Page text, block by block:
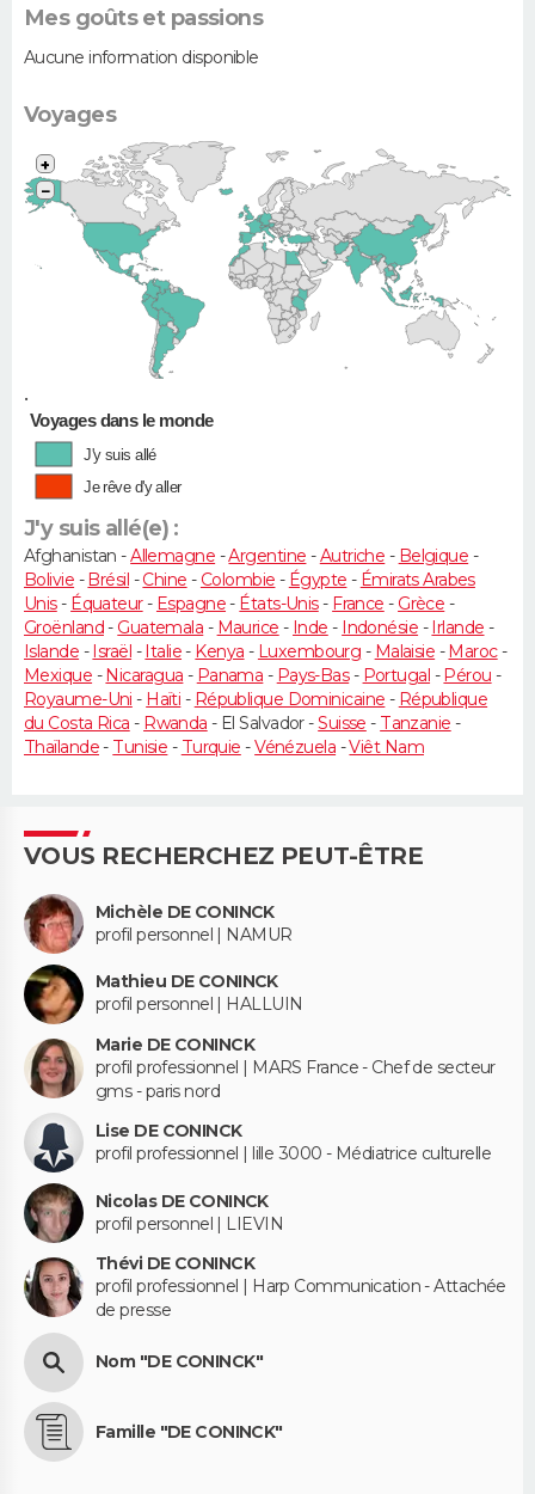
Mes goûts et passions
Aucune information disponible
Voyages
•
+
−
Voyages dans le monde
J'y suis allé
Je rêve d'y aller
J'y suis allé(e) :
Afghanistan -Allemagne -Argentine -Autriche - Belgique -
Bolivie -Brésil -Chine - Colombie - Égypte - Émirats Arabes
Unis- Équateur- Espagne- États-Unis- France - Grèce -
Groënland- Guatemala - Maurice - Inde - Indonésie -Irlande -
Islande -Israël -Italie- Kenya - Luxembourg - Malaisie -Maroc-
Mexique -Nicaragua - Panama - Pays-Bas- Portugal -Pérou -
Royaume-Uni - Haïti - République Dominicaine - République
du Costa Rica - Rwanda - El Salvador -Suisse - Tanzanie -
Thaïlande- Tunisie - Turquie -Vénézuela -Viêt Nam
VOUS RECHERCHEZ PEUT-ÊTRE
Michèle DE CONINCK
profil personnel | NAMUR
Mathieu DE CONINCK
profil personnel | HALLUIN
Marie DE CONINCK
profil professionnel | MARS France - Chef de secteur
gms - paris nord
Lise DE CONINCK
profil professionnel | lille 3000 - Médiatrice culturelle
Nicolas DE CONINCK
profil personnel | LIEVIN
Thévi DE CONINCK
profil professionnel | Harp Communication - Attachée
de presse
Nom "DE CONINCK"
Famille "DE CONINCK"